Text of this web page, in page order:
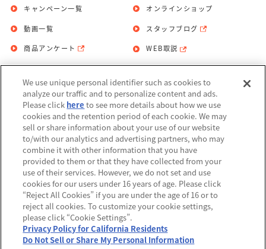
キャンペーン一覧
動画一覧
商品アンケート
オンラインショップ
スタッフブログ
WEB取説
お問い合わせ 個人情報保護方針
利用規約
Do Not Sell or Share My Personal
Information
アレルギー情報
©BANDAI
We use unique personal identifier such as cookies to
analyze our traffic and to personalize content and ads.
Please click here to see more details about how we use
cookies and the retention period of each cookie. We may
sell or share information about your use of our website
to/with our analytics and advertising partners, who may
combine it with other information that you have
provided to them or that they have collected from your
use of their services. However, we do not set and use
cookies for our users under 16 years of age. Please click
“Reject All Cookies” if you are under the age of 16 or to
reject all cookies. To customize your cookie settings,
please click “Cookie Settings”.
Privacy Policy for California Residents
Do Not Sell or Share My Personal Information